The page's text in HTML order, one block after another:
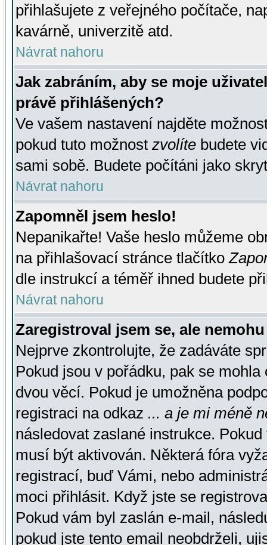
přihlašujete z veřejného počítače,
kavárně, univerzitě atd.
Návrat nahoru
Jak zabráním, aby se moje
právě přihlášených?
Ve vašem nastavení najděte
pokud tuto možnost zvolíte budete
sami sobě. Budete počítáni jako
Návrat nahoru
Zapomněl jsem heslo!
Nepanikařte! Vaše heslo můžeme
na přihlašovací stránce tlačítko
dle instrukcí a téměř ihned budete
Návrat nahoru
Zaregistroval jsem se, ale
Nejprve zkontrolujte, že zadáváte
Pokud jsou v pořádku, pak se
dvou věcí. Pokud je umožněna
registraci na odkaz ... a je mi méně
následovat zaslané instrukce.
musí být aktivován. Některá fóra
registrací, buď Vámi, nebo
moci přihlásit. Když jste se
Pokud vám byl zaslán e-mail,
pokud jste tento email neobdrželi,